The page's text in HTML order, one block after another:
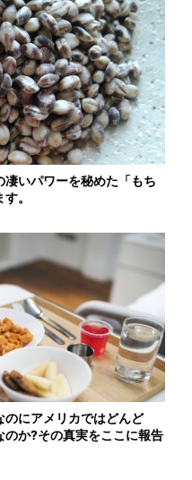
いパワーを秘めた「もち
。
のにアメリカではどんど
か?その真実をここに報告